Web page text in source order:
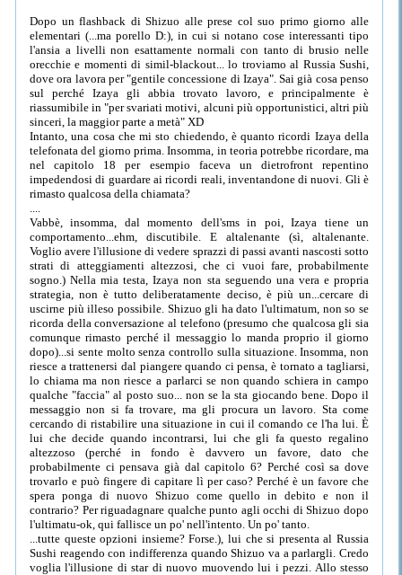
Dopo un flashback di Shizuo alle prese col suo primo giorno alle
elementari (...ma porello D:), in cui si notano cose interessanti tipo
l'ansia a livelli non esattamente normali con tanto di brusio nelle
orecchie e momenti di simil-blackout... lo troviamo al Russia Sushi,
dove ora lavora per "gentile concessione di Izaya". Sai già cosa penso
sul perché Izaya gli abbia trovato lavoro, e principalmente è
riassumibile in "per svariati motivi, alcuni più opportunistici, altri più
sinceri, la maggior parte a metà" XD
Intanto, una cosa che mi sto chiedendo, è quanto ricordi Izaya della
telefonata del giorno prima. Insomma, in teoria potrebbe ricordare, ma
nel capitolo 18 per esempio faceva un dietrofront repentino
impedendosi di guardare ai ricordi reali, inventandone di nuovi. Gli è
rimasto qualcosa della chiamata?
Vabbè, insomma, dal momento dell'sms in poi, Izaya tiene un
comportamento...ehm, discutibile. E altalenante (sì, altalenante.
Voglio avere l'illusione di vedere sprazzi di passi avanti nascosti sotto
strati di atteggiamenti altezzosi, che ci vuoi fare, probabilmente
sogno.) Nella mia testa, Izaya non sta seguendo una vera e propria
strategia, non è tutto deliberatamente deciso, è più un...cercare di
uscirne più illeso possibile. Shizuo gli ha dato l'ultimatum, non so se
ricorda della conversazione al telefono (presumo che qualcosa gli sia
comunque rimasto perché il messaggio lo manda proprio il giorno
dopo)...si sente molto senza controllo sulla situazione. Insomma, non
riesce a trattenersi dal piangere quando ci pensa, è tornato a tagliarsi,
lo chiama ma non riesce a parlarci se non quando schiera in campo
qualche "faccia" al posto suo... non se la sta giocando bene. Dopo il
messaggio non si fa trovare, ma gli procura un lavoro. Sta come
cercando di ristabilire una situazione in cui il comando ce l'ha lui. È
lui che decide quando incontrarsi, lui che gli fa questo regalino
altezzoso (perché in fondo è davvero un favore, dato che
probabilmente ci pensava già dal capitolo 6? Perché così sa dove
trovarlo e può fingere di capitare lì per caso? Perché è un favore che
spera ponga di nuovo Shizuo come quello in debito e non il
contrario? Per riguadagnare qualche punto agli occhi di Shizuo dopo
l'ultimatu-ok, qui fallisce un po' nell'intento. Un po' tanto.
...tutte queste opzioni insieme? Forse.), lui che si presenta al Russia
Sushi reagendo con indifferenza quando Shizuo va a parlargli. Credo
voglia l'illusione di star di nuovo muovendo lui i pezzi. Allo stesso